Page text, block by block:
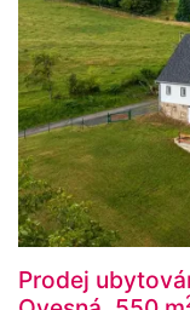
Prodej